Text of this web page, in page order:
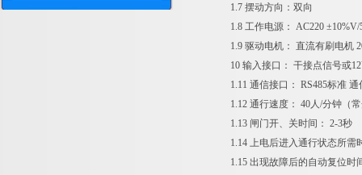
闸机
1.7 摆动方向：双向
1.8 工作电源： AC220 ±10%V/
1.9 驱动电机： 直流有刷电机
10 输入接口： 干接点信号或
1.11 通信接口： RS485标准 通
1.12 通行速度： 40人/分钟（
1.13 闸门开、关时间： 2-3秒
1.14 上电后进入通行状态所需
1.15 出现故障后的自动复位时